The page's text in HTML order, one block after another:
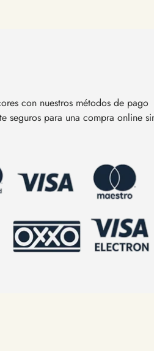
con nuestros métodos de pago
seguros para una compra online